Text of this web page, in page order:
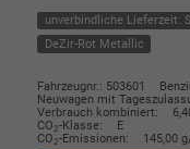
unverbindliche Lieferzeit:
DeZir-Rot Metallic
Fahrzeugnr.: 503601
Neuwagen mit
Verbrauch kombiniert:
CO2-Klasse:
E
CO2-Emissionen: 145,00